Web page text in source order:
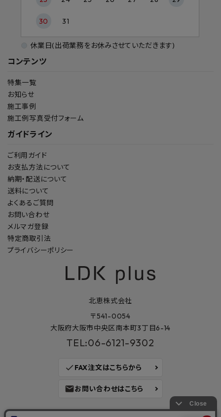
コンテンツ
特集一覧
お知らせ
施工事例
施工例写真受付フォーム
ガイドライン
ご利用ガイド
お支払方法について
納期・配送について
送料について
よくあるご質問
お問い合わせ
メルマガ登録
特定商取引法
プライバシーポリシー
30 31
休業日(出荷業務をお休みさせていただきます)
北恵株式会社
〒541-0054
大阪府大阪市中央区南本町3丁目6-14
TEL:06-6121-9302
check FAX注文はこちらから
mailお問い合わせはこちら